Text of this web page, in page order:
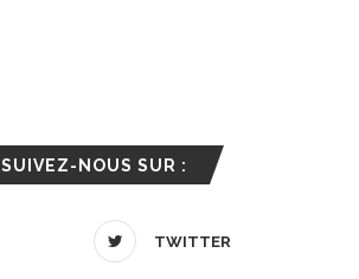
SUIVEZ-NOUS SUR :
TWITTER